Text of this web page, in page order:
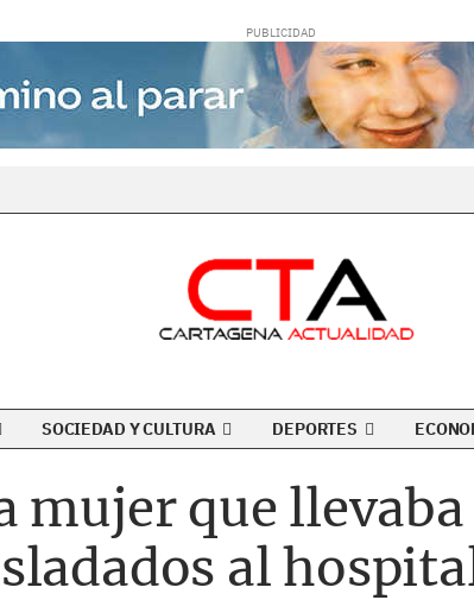
SOCIEDAD Y CULTURA DEPORTES
que llevaba
al